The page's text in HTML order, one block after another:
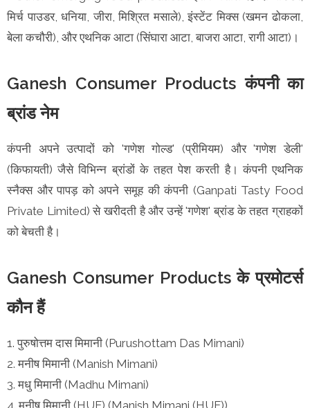
मिर्च पाउडर, धनिया, जीरा, मिश्रित मसाले), इंस्टेंट मिक्स (खमन ढोकला,
बेला कचौरी), और एथनिक आटा (सिंघारा आटा, बाजरा आटा, रागी आटा)।
Ganesh Consumer Products कंपनी का
ब्रांड नेम
कंपनी अपने उत्पादों को 'गणेश गोल्ड' (प्रीमियम) और 'गणेश डेली'
(किफायती) जैसे विभिन्न ब्रांडों के तहत पेश करती है। कंपनी एथनिक
स्नैक्स और पापड़ को अपने समूह की कंपनी (Ganpati Tasty Food
Private Limited) से खरीदती है और उन्हें 'गणेश' ब्रांड के तहत ग्राहकों
को बेचती है।
Ganesh Consumer Products के प्रमोटर्स
कौन हैं
1. पुरुषोत्तम दास मिमानी (Purushottam Das Mimani)
2. मनीष मिमानी (Manish Mimani)
3. मधु मिमानी (Madhu Mimani)
4. मनीष मिमानी (HUF) (Manish Mimani (HUF))